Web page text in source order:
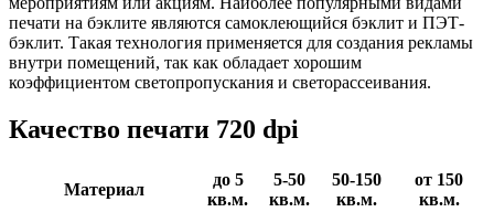
печати на бэклите являются самоклеющийся бэклит и ПЭТ-
бэклит. Такая технология применяется для создания рекламы
внутри помещений, так как обладает хорошим
коэффициентом светопропускания и светорассеивания.
Качество печати 720 dpi
Материал
до 5
кв.м.
5-50
кв.м.
50-150
кв.м.
от 150
кв.м.